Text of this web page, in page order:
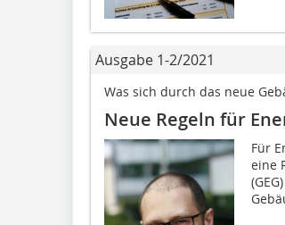
Ausgabe 1-2/2021
Was sich durch das neue
Neue Regeln für
Für
eine